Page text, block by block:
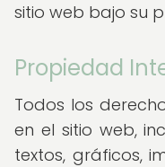
sitio web bajo su
Propiedad
Todos los
en el sitio web,
textos, gráficos,